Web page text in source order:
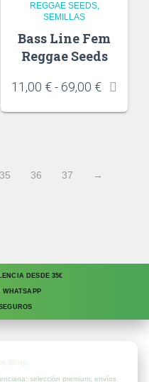
REGGAE SEEDS
SEMILLAS
Bass Line Fem
Reggae Seeds
11,00 €- 69,00 €
35 36 37 →
DESDE 35€
WHATSAPP
selección premium, envíos